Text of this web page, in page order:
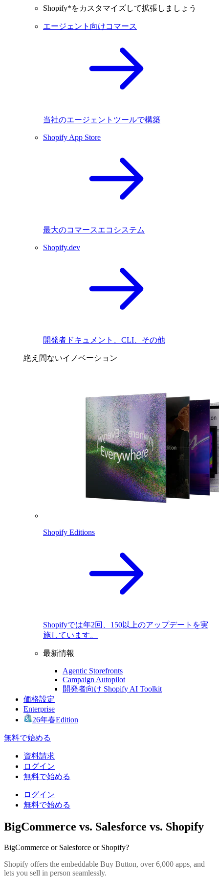
Shopify*をカスタマイズして拡張しましょう
エージェント向けコマース
当社のエージェントツールで構築
Shopify App Store
最大のコマースエコシステム
Shopify.dev
開発者ドキュメント、CLI、その他
絶え間ないイノベーション
Shopify Editions
Shopifyでは年2回、150以上のアップデートを実
施しています。
最新情報
Agentic Storefronts
Campaign Autopilot
開発者向け Shopify AI Toolkit
価格設定
Enterprise
26年春Edition
無料で始める
資料請求
ログイン
無料で始める
ログイン
無料で始める
BigCommerce vs. Salesforce vs. Shopify
BigCommerce or Salesforce or Shopify?
Shopify offers the embeddable Buy Button, over 6,000 apps, and
lets you sell in person seamlessly.